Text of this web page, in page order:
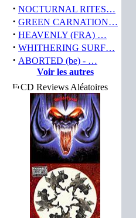
· NOCTURNAL RITES…
· GREEN CARNATION…
· HEAVENLY (FRA) …
· WHITHERING SURF…
· ABORTED (be) - …
Voir les autres
CD Reviews Aléatoires